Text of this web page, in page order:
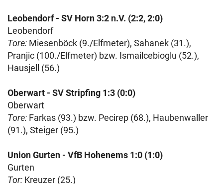
Leobendorf - SV Horn 3:2 n.V. (2:2, 2:0)
Leobendorf
Tore: Miesenböck (9./Elfmeter), Sahanek (31.),
Pranjic (100./Elfmeter) bzw. Ismailcebioglu (52.),
Hausjell (56.)
Oberwart - SV Stripfing 1:3 (0:0)
Oberwart
Tore: Farkas (93.) bzw. Pecirep (68.), Haubenwaller
(91.), Steiger (95.)
Union Gurten - VfB Hohenems 1:0 (1:0)
Gurten
Tor: Kreuzer (25.)